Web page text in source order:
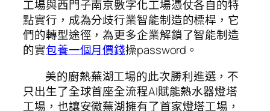
工場與西門子南京數字化工場憑仗各自的特
點實行，成為分歧行業智能制造的標桿，它
們的轉型途徑，為更多企業解鎖了智能制造
的實包養一個月價錢操password。
美的廚熱蕪湖工場的此次勝利進選，不
只出生了全球首座全流程AI賦能熱水器燈塔
工場，也讓安徽蕪湖擁有了首家燈塔工場，